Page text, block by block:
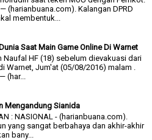
(harianbuana.com). Kalangan DPRD
membentuk...
Saat Main Game Online Di Warnet
Naufal HF (18) sebelum dievakuasi dari
Warnet, Jum'at (05/08/2016) malam .
(har...
Mengandung Sianida
: NASIONAL - (harianbuana.com).
yang sangat berbahaya dan akhir-akhir
bany...